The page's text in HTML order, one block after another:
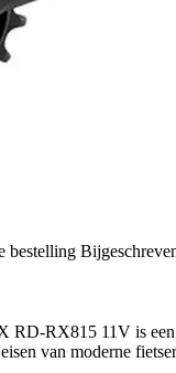
bestelling
RD-RX815 11V is
van moderne